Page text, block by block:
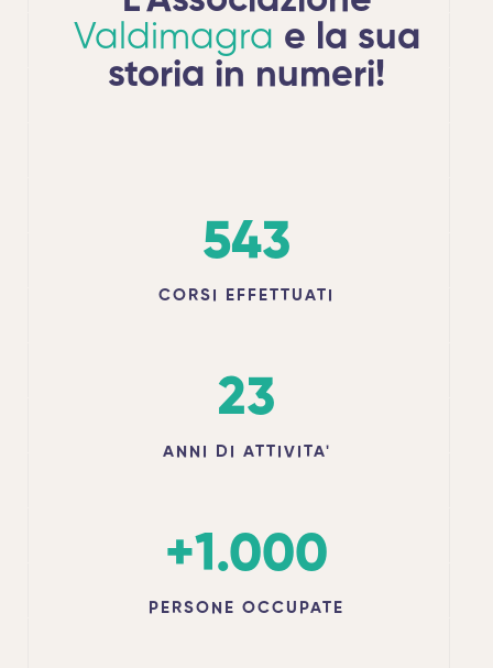
Valdimagra e la sua
storia in numeri!
CORSI EFFETTUATI
543
ANNI DI ATTIVITA'
23
PERSONE OCCUPATE
+1.000